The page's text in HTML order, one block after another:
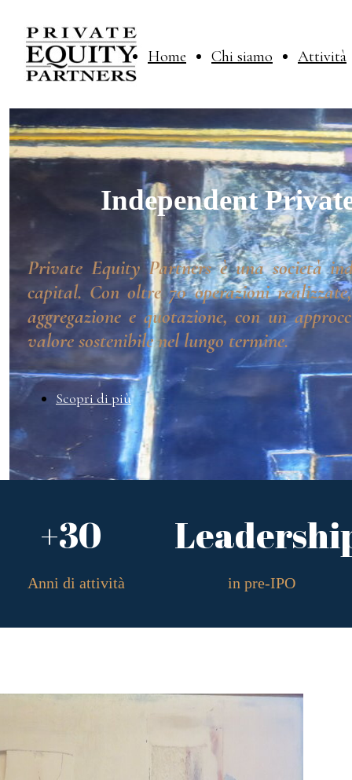
Home Chi siamo Attività
Independent
Private Equity Partners è una società
capital. Con oltre 70 operazioni
aggregazione e quotazione, con un
valore sostenibile nel lungo termine.
Scopri di più
+30
in pre-IPO
Anni di attività